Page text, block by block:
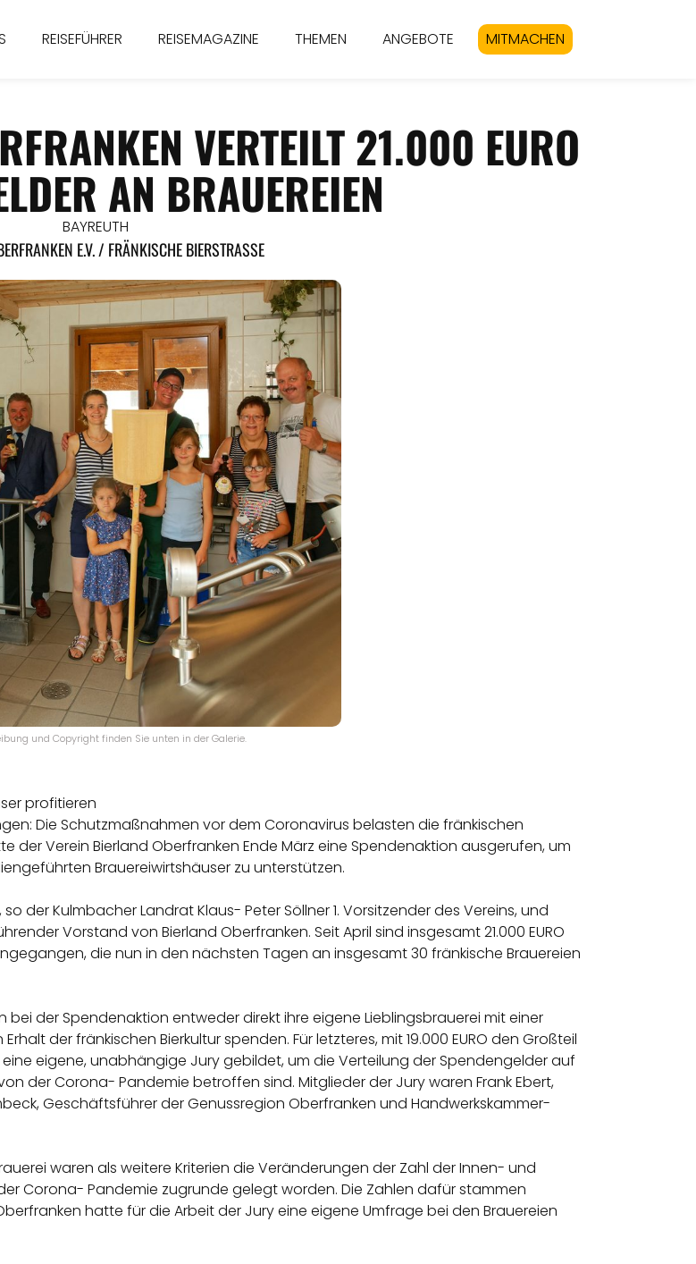
REISEFÜHRER REISEMAGAZINE THEMEN ANGEBOTE MITMACHEN
VERTEILT 21.000 EURO
AN BRAUEREIEN
BAYREUTH
E.V. / FRÄNKISCHE BIERSTRASSE
und Copyright finden Sie unten in der Galerie.
profitieren
Die Schutzmaßnahmen vor dem Coronavirus belasten die fränkischen
der Verein Bierland Oberfranken Ende März eine Spendenaktion ausgerufen, um
Brauereiwirtshäuser zu unterstützen.
der Kulmbacher Landrat Klaus- Peter Söllner 1. Vorsitzender des Vereins, und
Vorstand von Bierland Oberfranken. Seit April sind insgesamt 21.000 EURO
die nun in den nächsten Tagen an insgesamt 30 fränkische Brauereien
bei der Spendenaktion entweder direkt ihre eigene Lieblingsbrauerei mit einer
der fränkischen Bierkultur spenden. Für letzteres, mit 19.000 EURO den Großteil
eigene, unabhängige Jury gebildet, um die Verteilung der Spendengelder auf
der Corona- Pandemie betroffen sind. Mitglieder der Jury waren Frank Ebert,
Geschäftsführer der Genussregion Oberfranken und Handwerkskammer-
waren als weitere Kriterien die Veränderungen der Zahl der Innen- und
Corona- Pandemie zugrunde gelegt worden. Die Zahlen dafür stammen
hatte für die Arbeit der Jury eine eigene Umfrage bei den Brauereien